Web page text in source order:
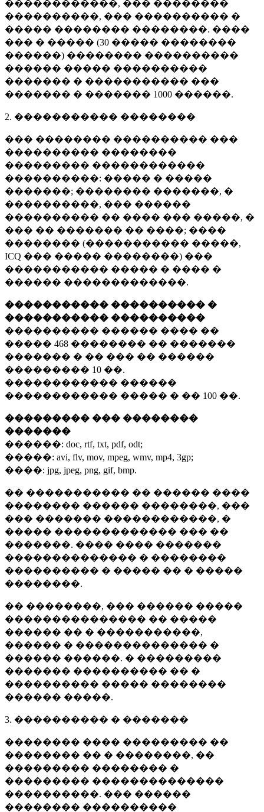
������������, ��� ��������
����������, ��� ���������� �
����� �������� ��������. ����
��� � ����� (30 ����� ��������
������) �������� ����������
������ ����� ����������
������� � ����������� ���
������� � ������� 1000 ������.
2. ����������� ��������
��� �������� ���������� ���
���������� ��������
��������� ������������
����������: ����� � �����
�������; �������� �������, �
����������, ��� ������
���������� �� ���� ��� �����, �
��� �� ������� �� ����; ����
�������� (����������� �����,
ICQ ��� ����� ��������) ���
����������� ����� � ���� �
������ �������������.
����������� ���������� �
����������� ����������
���������� ������ ���� ��
����� 468 �������� �� �������
������� � �� ��� �� ������
��������� 10 ��.
������������ ������
������������ ����� � �� 100 ��.
��������� ��� ��������
�������
������: doc, rtf, txt, pdf, odt;
�����: avi, flv, mov, mpeg, wmv, mp4, 3gp;
����: jpg, jpeg, png, gif, bmp.
�� ����������� �� ������ ����
�������� ������ ��������, ���
��� ������� ������������, �
����� ������������� ��� ��
�������. ���� ���� �������
�������������� � ��������
���������� � ����� �� � �����
��������.
�� ��������, ��� ������ �����
��������������� �� �����
������ �� � �����������,
������ � �������������� �
������ ������. � ���������
������� ���������� �� �
���������� ����� ��������
������ �����.
3. ���������� � �������
�������� ���� ��������� ��
�������� �� � ��������, ��
��������� �������� �
��������� ��������������
����������. ��� ������
�������� ����������